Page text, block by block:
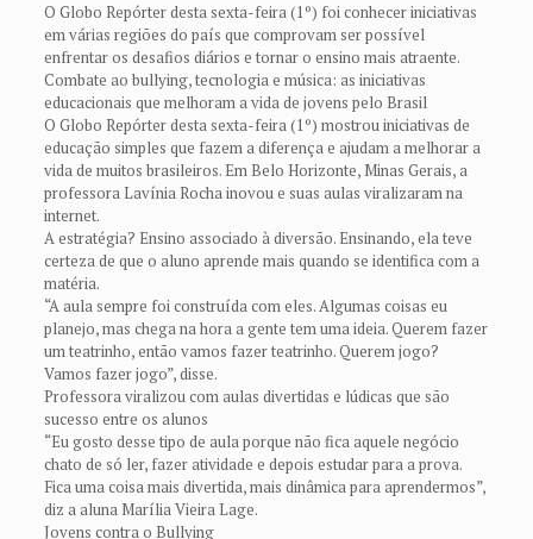
O Globo Repórter desta sexta-feira (1º) foi conhecer iniciativas
em várias regiões do país que comprovam ser possível
enfrentar os desafios diários e tornar o ensino mais atraente.
Combate ao bullying, tecnologia e música: as iniciativas
educacionais que melhoram a vida de jovens pelo Brasil
O Globo Repórter desta sexta-feira (1º) mostrou iniciativas de
educação simples que fazem a diferença e ajudam a melhorar a
vida de muitos brasileiros. Em Belo Horizonte, Minas Gerais, a
professora Lavínia Rocha inovou e suas aulas viralizaram na
internet.
A estratégia? Ensino associado à diversão. Ensinando, ela teve
certeza de que o aluno aprende mais quando se identifica com a
matéria.
“A aula sempre foi construída com eles. Algumas coisas eu
planejo, mas chega na hora a gente tem uma ideia. Querem fazer
um teatrinho, então vamos fazer teatrinho. Querem jogo?
Vamos fazer jogo”, disse.
Professora viralizou com aulas divertidas e lúdicas que são
sucesso entre os alunos
“Eu gosto desse tipo de aula porque não fica aquele negócio
chato de só ler, fazer atividade e depois estudar para a prova.
Fica uma coisa mais divertida, mais dinâmica para aprendermos”,
diz a aluna Marília Vieira Lage.
Jovens contra o Bullying